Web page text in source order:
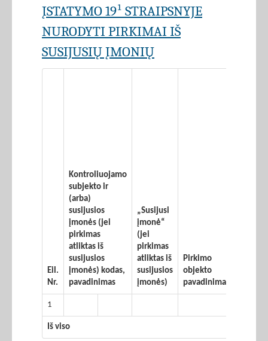
ĮSTATYMO 19¹ STRAIPSNYJE
NURODYTI PIRKIMAI IŠ
SUSIJUSIŲ ĮMONIŲ
Eil.
Nr.
Kontroliuojamo
subjekto ir
(arba)
susijusios
įmonės (jei
pirkimas
atliktas iš
susijusios
įmonės) kodas,
pavadinimas
„Susijusi
įmonė“
(jei
pirkimas
atliktas iš
susijusios
įmonės)
Pirkimo
objekto
pavadinimas
1
Iš viso